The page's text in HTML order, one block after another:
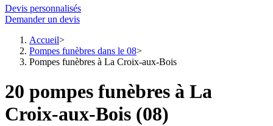
Devis personnalisés
Demander un devis
Accueil
Pompes funèbres dans le 08
Pompes funèbres à La Croix-aux-Bois
20 pompes funèbres à La
Croix-aux-Bois (08)